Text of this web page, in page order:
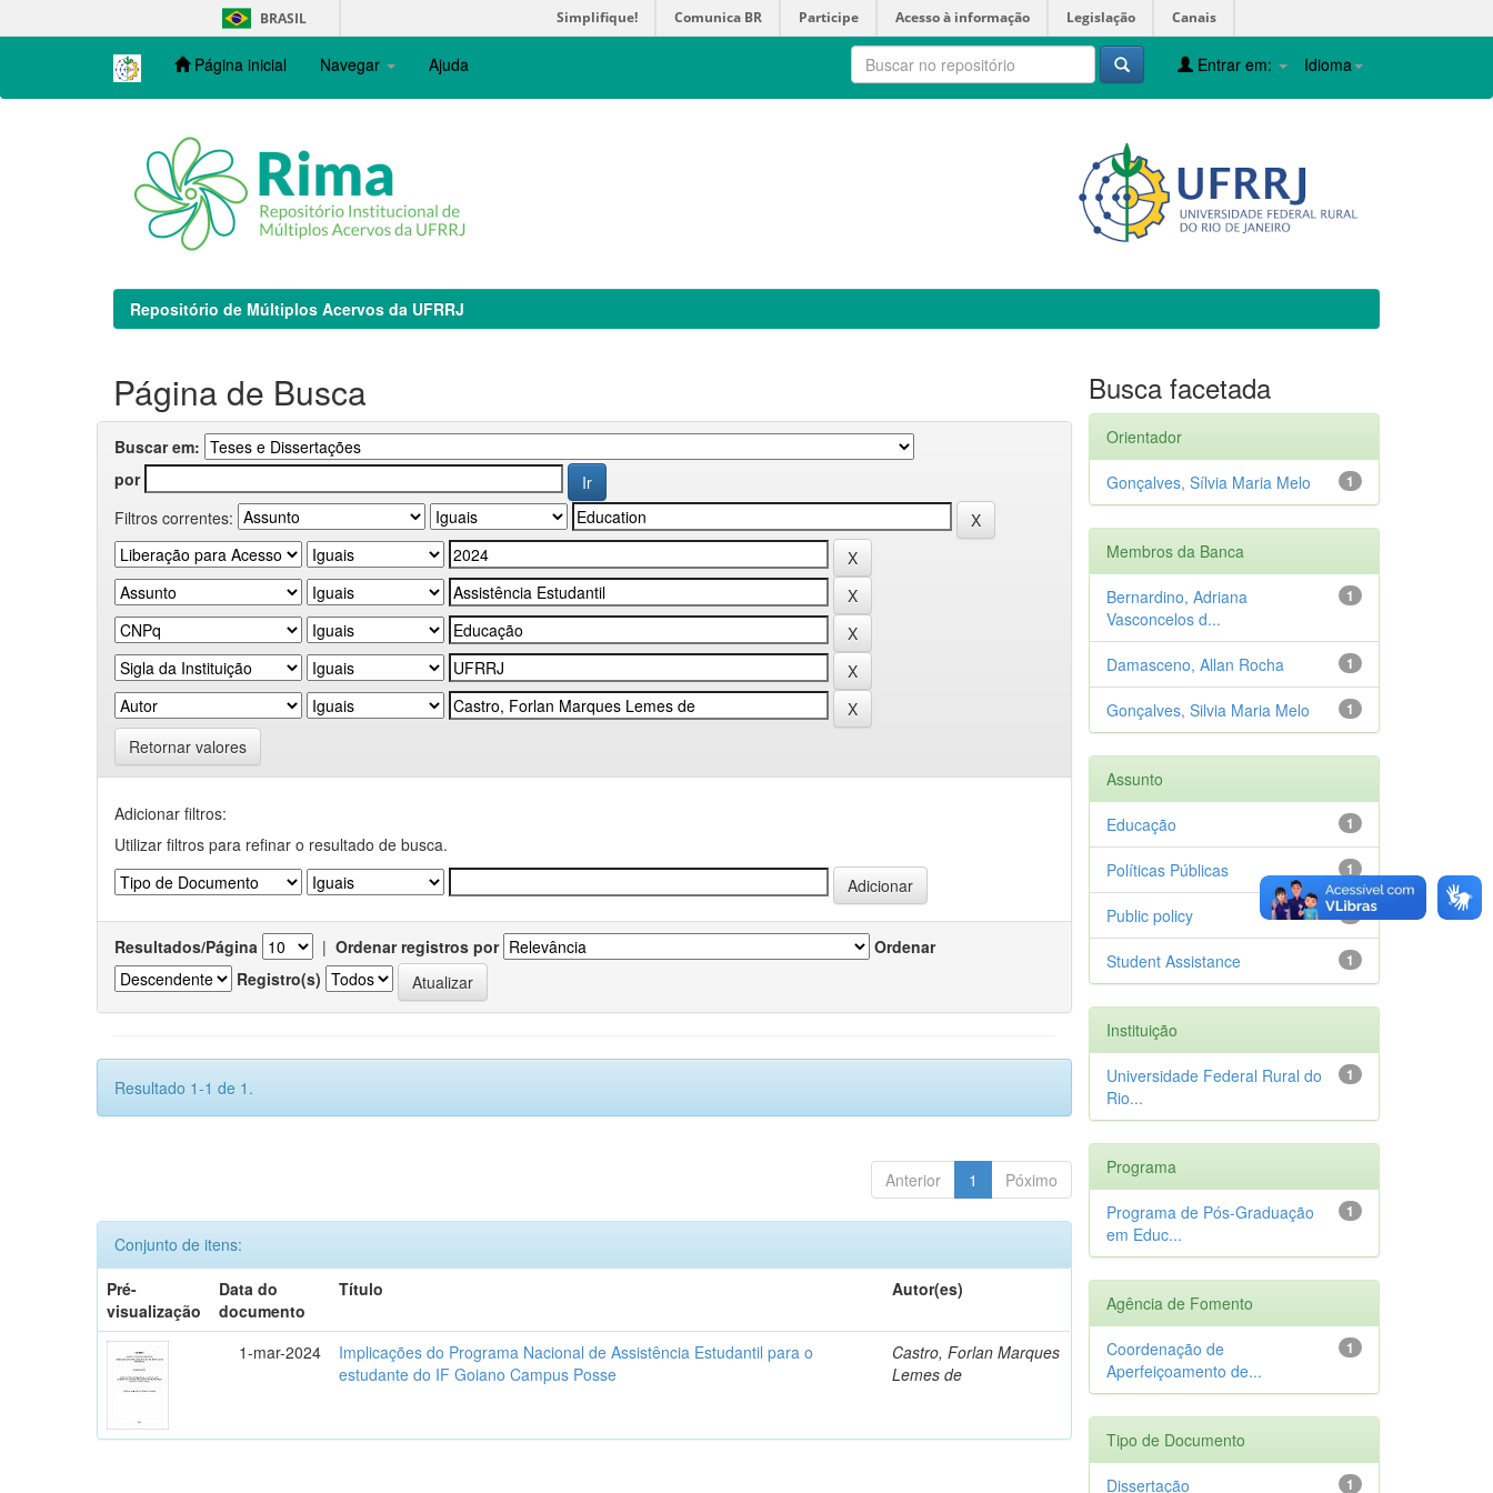
navigation
BRASIL Simplifique! Comunica BR Participe Acesso à informação Legislação Canais
Página inicial Navegar Ajuda Idioma
Entrar em:
Repositório de Múltiplos Acervos da UFRRJ
Página de Busca
Buscar em:
por
Filtros correntes:
Retornar valores
Adicionar filtros:
Utilizar filtros para refinar o resultado de busca.
Resultados/Página | Ordenar registros por
Ordenar
Registro(s)
Resultado 1-1 de 1.
Anterior 1 Póximo
Conjunto de itens:
Pré-
visualização
Data do
documento
Título Autor(es)
1-mar-2024
Implicações do Programa Nacional de Assistência Estudantil para o
estudante do IF Goiano Campus Posse
Castro, Forlan Marques
Lemes de
Busca facetada
Orientador
1
Gonçalves, Sílvia Maria Melo
Membros da Banca
1
Bernardino, Adriana
Vasconcelos d...
1
Damasceno, Allan Rocha
1
Gonçalves, Silvia Maria Melo
Assunto
1
Educação
1
Políticas Públicas
1
Public policy
1
Student Assistance
Instituição
1
Universidade Federal Rural do
Rio...
Programa
1
Programa de Pós-Graduação
em Educ...
Agência de Fomento
1
Coordenação de
Aperfeiçoamento de...
Tipo de Documento
1
Dissertação